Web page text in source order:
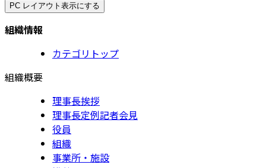
PC レイアウト表示にする
組織情報
カテゴリトップ
組織概要
理事長挨拶
理事長定例記者会見
役員
組織
事業所・施設